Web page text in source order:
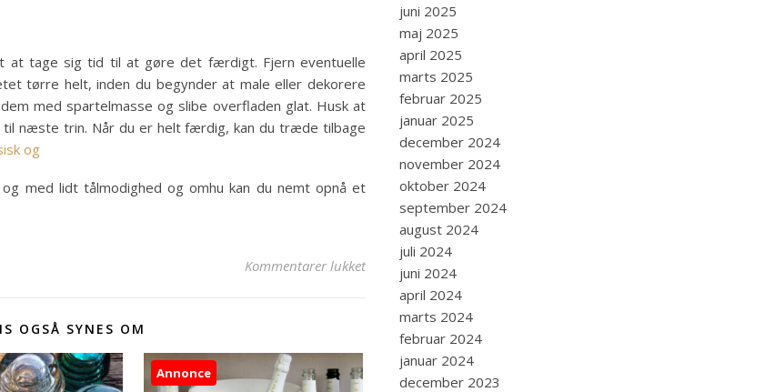
at tage sig tid til at gøre det færdigt. Fjern eventuelle
tørre helt, inden du begynder at male eller dekorere
med spartelmasse og slibe overfladen glat. Husk at
næste trin. Når du er helt færdig, kan du træde tilbage
og
med lidt tålmodighed og omhu kan du nemt opnå et
Kommentarer lukkettil DIY-projekt: Sådan sætter du selv savsmuldstapet op
OGSÅ SYNES OM
Annonce
juni 2025
maj 2025
april 2025
marts 2025
februar 2025
januar 2025
december 2024
november 2024
oktober 2024
september 2024
august 2024
juli 2024
juni 2024
april 2024
marts 2024
februar 2024
januar 2024
december 2023